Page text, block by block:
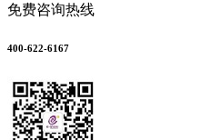
免费咨询热线
400-622-6167